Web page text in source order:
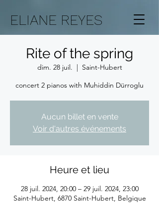
ELIANE REYES
Rite of the spring
dim. 28 juil.
  |
Saint-Hubert
concert 2 pianos with Muhiddin Dürroglu
Aucun billet en vente
Voir d'autres événements
Heure et lieu
28 juil. 2024, 20:00 – 29 juil. 2024, 23:00
Saint-Hubert, 6870 Saint-Hubert, Belgique